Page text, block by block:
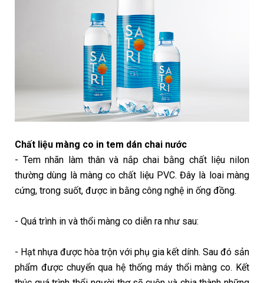
Chất liệu màng co in tem dán chai nước
- Tem nhãn làm thân và nắp chai bằng chất liệu nilon
thường dùng là màng co chất liệu PVC. Đây là loai màng
cứng, trong suốt, được in bằng công nghệ in ống đồng.
- Quá trình in và thổi màng co diễn ra như sau:
- Hạt nhựa được hòa trộn với phụ gia kết dính. Sau đó sản
phẩm được chuyển qua hệ thống máy thổi màng co. Kết